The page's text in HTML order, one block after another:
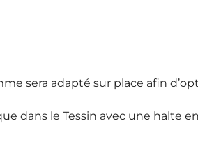
sera adapté sur place afin
dans le Tessin avec une halte